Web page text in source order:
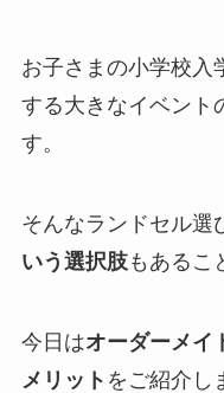
お子さまの小学校入
する大きなイベント
す。
そんなランドセル選
いう選択肢もあるこ
今日はオーダーメイ
メリット をご紹介し